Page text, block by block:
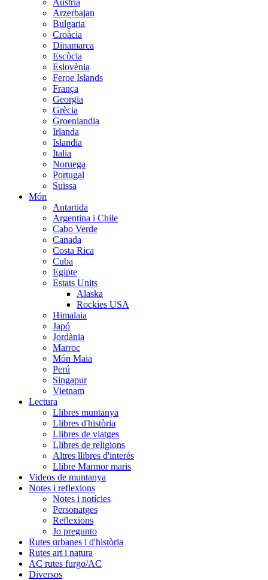
Arzerbajan
Bulgaria
Croàcia
Dinamarca
Escòcia
Eslovènia
Feroe Islands
França
Georgia
Grècia
Groenlandia
Irlanda
Islandia
Italia
Noruega
Portugal
Suïssa
Món
Antartida
Argentina i Chile
Cabo Verde
Canada
Costa Rica
Cuba
Egipte
Estats Units
Alaska
Rockies USA
Himalaia
Japó
Jordània
Marroc
Món Maia
Perú
Singapur
Vietnam
Lectura
Llibres muntanya
Llibres d'història
Llibres de viatges
Llibres de religions
Altres llibres d'interés
Llibre Marmor maris
Videos de muntanya
Notes i reflexions
Notes i notícies
Personatges
Reflexions
Jo pregunto
Rutes urbanes i d'història
Rutes art i natura
AC rutes furgo/AC
Diversos